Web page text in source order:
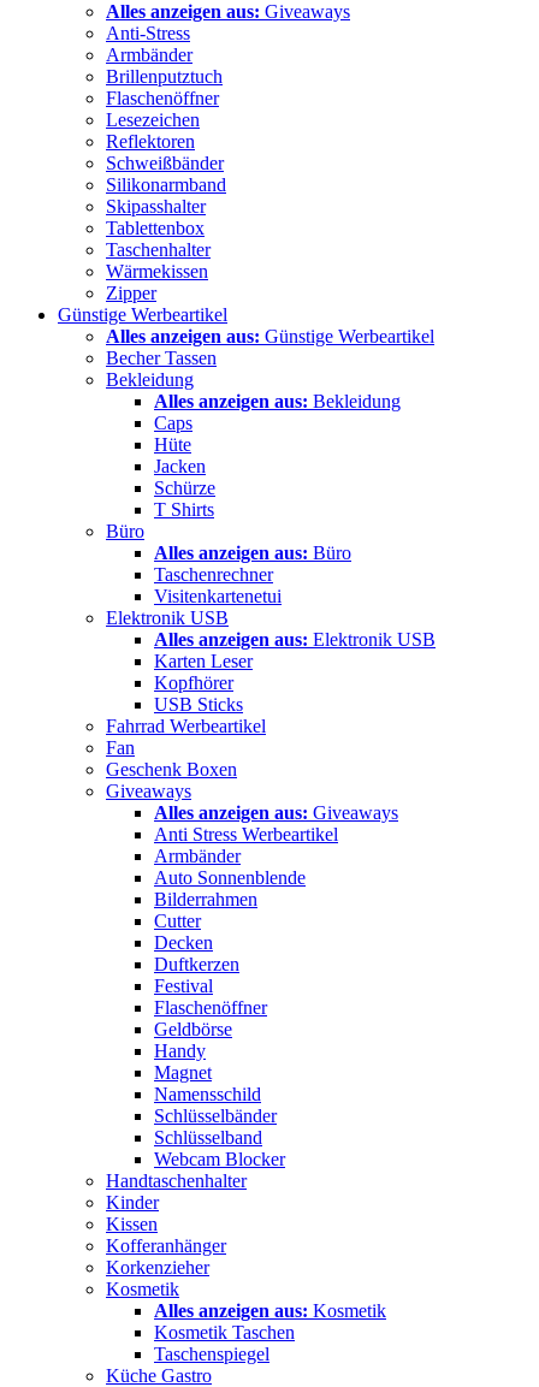
Alles anzeigen aus: Giveaways
Anti-Stress
Armbänder
Brillenputztuch
Flaschenöffner
Lesezeichen
Reflektoren
Schweißbänder
Silikonarmband
Skipasshalter
Tablettenbox
Taschenhalter
Wärmekissen
Zipper
Günstige Werbeartikel
Alles anzeigen aus: Günstige Werbeartikel
Becher Tassen
Bekleidung
Alles anzeigen aus: Bekleidung
Caps
Hüte
Jacken
Schürze
T Shirts
Büro
Alles anzeigen aus: Büro
Taschenrechner
Visitenkartenetui
Elektronik USB
Alles anzeigen aus: Elektronik USB
Karten Leser
Kopfhörer
USB Sticks
Fahrrad Werbeartikel
Fan
Geschenk Boxen
Giveaways
Alles anzeigen aus: Giveaways
Anti Stress Werbeartikel
Armbänder
Auto Sonnenblende
Bilderrahmen
Cutter
Decken
Duftkerzen
Festival
Flaschenöffner
Geldbörse
Handy
Magnet
Namensschild
Schlüsselbänder
Schlüsselband
Webcam Blocker
Handtaschenhalter
Kinder
Kissen
Kofferanhänger
Korkenzieher
Kosmetik
Alles anzeigen aus: Kosmetik
Kosmetik Taschen
Taschenspiegel
Küche Gastro